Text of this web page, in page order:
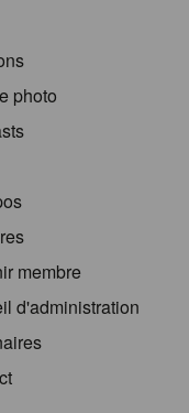
photo
membre
d'administration